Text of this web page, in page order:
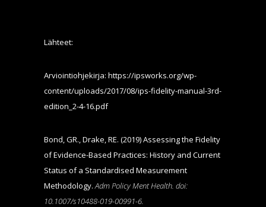
Lähteet:
Arviointiohjekirja: https://ipsworks.org/wp-
content/uploads/2017/08/ips-fidelity-manual-3rd-
edition_2-4-16.pdf
Bond, GR., Drake, RE. (2019) Assessing the Fidelity
of Evidence-Based Practices: History and Current
Status of a Standardised Measurement
Methodology.Adm Policy Ment Health. doi:
10.1007/s10488-019-00991-6.